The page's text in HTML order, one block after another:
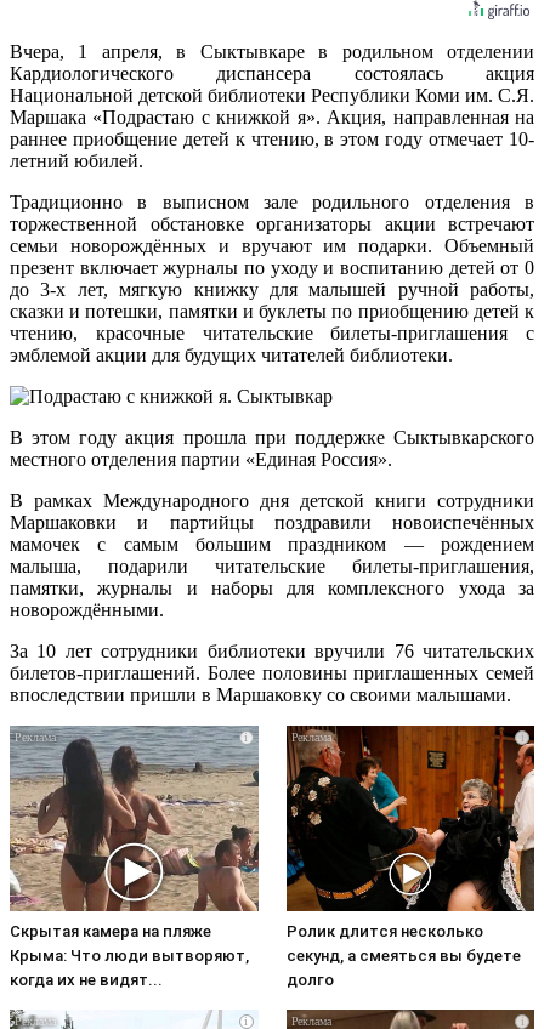
Вчера, 1 апреля, в Сыктывкаре в родильном отделении
Кардиологического диспансера состоялась акция
Национальной детской библиотеки Республики Коми им. С.Я.
Маршака «Подрастаю с книжкой я». Акция, направленная на
раннее приобщение детей к чтению, в этом году отмечает 10-
летний юбилей.
Традиционно в выписном зале родильного отделения в
торжественной обстановке организаторы акции встречают
семьи новорождённых и вручают им подарки. Объемный
презент включает журналы по уходу и воспитанию детей от 0
до 3-х лет, мягкую книжку для малышей ручной работы,
сказки и потешки, памятки и буклеты по приобщению детей к
чтению, красочные читательские билеты-приглашения с
эмблемой акции для будущих читателей библиотеки.
В этом году акция прошла при поддержке Сыктывкарского
местного отделения партии «Единая Россия».
В рамках Международного дня детской книги сотрудники
Маршаковки и партийцы поздравили новоиспечённых
мамочек с самым большим праздником — рождением
малыша, подарили читательские билеты-приглашения,
памятки, журналы и наборы для комплексного ухода за
новорождёнными.
За 10 лет сотрудники библиотеки вручили 76 читательских
билетов-приглашений. Более половины приглашенных семей
впоследствии пришли в Маршаковку со своими малышами.
i
Скрытая камера на пляже
Крыма: Что люди вытворяют,
когда их не видят...
i
Ролик длится несколько
секунд, а смеяться вы будете
долго
i i